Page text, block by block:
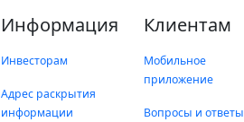
Информация
Инвесторам
Адрес раскрытия
информации
Клиентам
Мобильное
приложение
Вопросы и ответы